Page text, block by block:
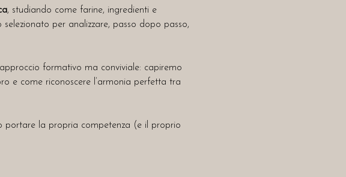
, studiando come farine, ingredienti e
per analizzare, passo dopo passo,
formativo ma conviviale: capiremo
e come riconoscere l’armonia perfetta tra
portare la propria competenza (e il proprio